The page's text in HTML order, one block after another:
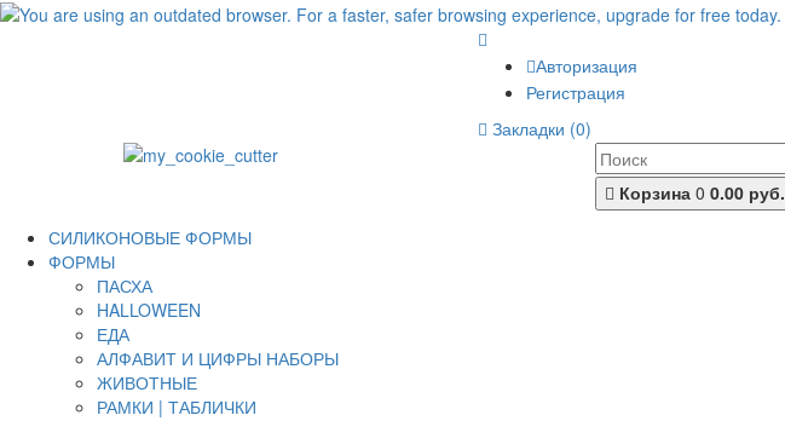
Авторизация
Регистрация
Закладки (0)
Корзина 0 0.00 руб.
СИЛИКОНОВЫЕ ФОРМЫ
ФОРМЫ
ПАСХА
HALLOWEEN
ЕДА
АЛФАВИТ И ЦИФРЫ НАБОРЫ
ЖИВОТНЫЕ
РАМКИ | ТАБЛИЧКИ